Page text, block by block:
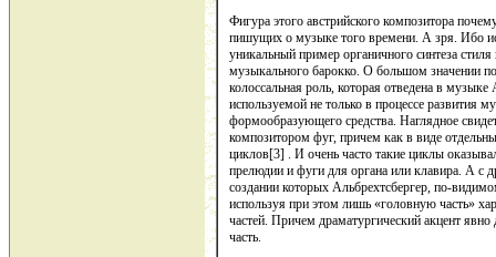
Фигура этого австрийского композитора
пишущих о музыке того времени. А зря. Ибо
уникальный пример органичного синтеза
музыкального барокко. О большом значении
колоссальная роль, которая отведена в
используемой не только в процессе развития
формообразующего средства. Наглядное
композитором фуг, причем как в виде
циклов[3] . И очень часто такие циклы
прелюдии и фуги для органа или клавира. А с
создании которых Альбрехтсбергер, по-
используя при этом лишь «головную часть»
частей. Причем драматургический акцент явно
часть.